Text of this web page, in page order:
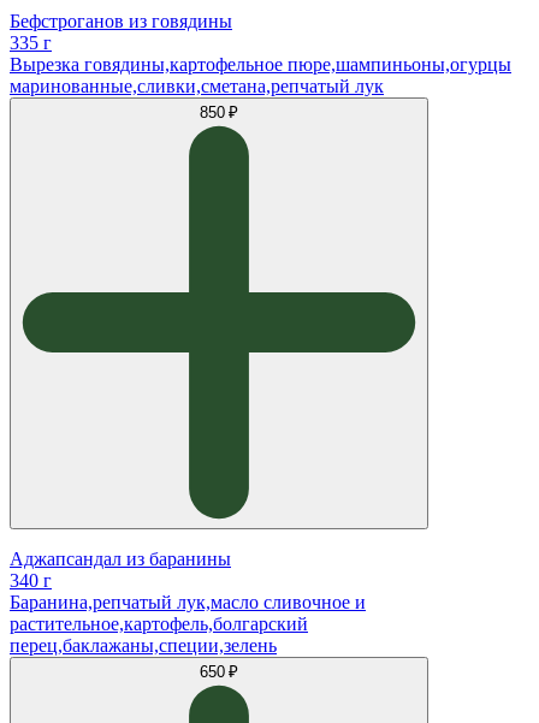
Бефстроганов из говядины
335 г
Вырезка говядины,картофельное пюре,шампиньоны,огурцы
маринованные,сливки,сметана,репчатый лук
850 ₽
Аджапсандал из баранины
340 г
Баранина,репчатый лук,масло сливочное и
растительное,картофель,болгарский
перец,баклажаны,специи,зелень
650 ₽